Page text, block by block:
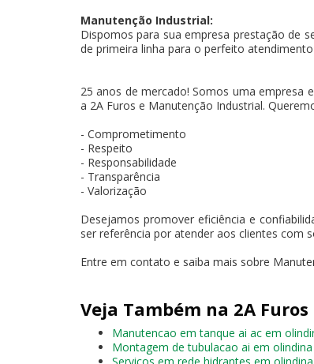
Manutenção Industrial:
Dispomos para sua empresa prestação de
de primeira linha para o perfeito
25 anos de mercado! Somos uma empresa
a 2A Furos e Manutenção Industrial.
- Comprometimento
- Respeito
- Responsabilidade
- Transparência
- Valorização
Desejamos promover eficiência e
ser referência por atender aos clientes com
Entre em contato e saiba mais sobre
Veja Também na 2A
Manutencao em tanque ai ac em
Montagem de tubulacao ai em olindina
Servicos em rede hidrantes em olindina